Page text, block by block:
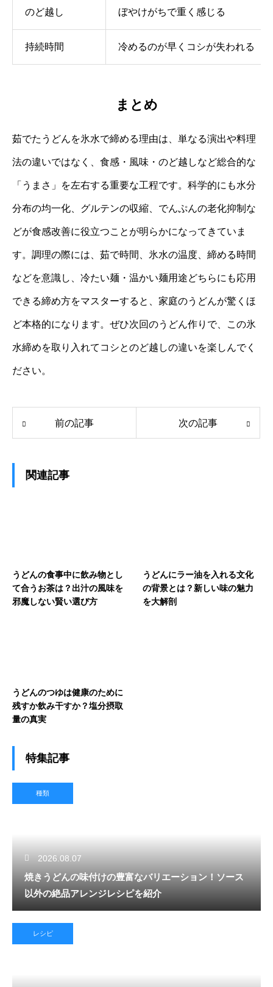
のど越し ぼやけがちで重く感じる
持続時間 冷めるのが早くコシが失われる
まとめ
茹でたうどんを氷水で締める理由は、単なる演出や料理
法の違いではなく、食感・風味・のど越しなど総合的な
「うまさ」を左右する重要な工程です。科学的にも水分
分布の均一化、グルテンの収縮、でんぷんの老化抑制な
どが食感改善に役立つことが明らかになってきていま
す。調理の際には、茹で時間、氷水の温度、締める時間
などを意識し、冷たい麺・温かい麺用途どちらにも応用
できる締め方をマスターすると、家庭のうどんが驚くほ
ど本格的になります。ぜひ次回のうどん作りで、この氷
水締めを取り入れてコシとのど越しの違いを楽しんでく
ださい。
前の記事 次の記事
関連記事
うどんの食事中に飲み物とし
て合うお茶は？出汁の風味を
邪魔しない賢い選び方
うどんにラー油を入れる文化
の背景とは？新しい味の魅力
を大解剖
うどんのつゆは健康のために
残すか飲み干すか？塩分摂取
量の真実
特集記事
種類
2026.08.07
焼きうどんの味付けの豊富なバリエーション！ソース
以外の絶品アレンジレシピを紹介
レシピ